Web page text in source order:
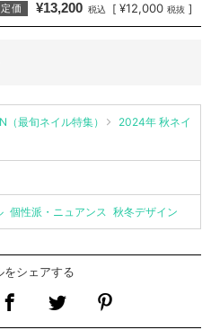
定価 ¥13,200 税込 [ ¥12,000 税抜 ]
（最旬ネイル特集）
2024年 秋ネイ
個性派・ニュアンス 秋冬デザイン
をシェアする